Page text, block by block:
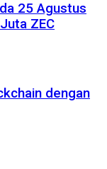
25 Agustus
ZEC
dengan